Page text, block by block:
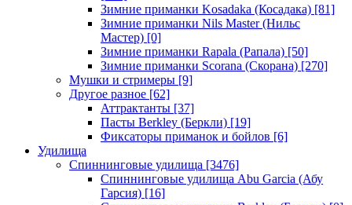
Зимние приманки Kosadaka (Косадака) [81]
Зимние приманки Nils Master (Нильс
Мастер) [0]
Зимние приманки Rapala (Рапала) [50]
Зимние приманки Scorana (Скорана) [270]
Мушки и стримеры [9]
Другое разное [62]
Аттрактанты [37]
Пасты Berkley (Беркли) [19]
Фиксаторы приманок и бойлов [6]
Удилища
Спиннинговые удилища [3476]
Спиннинговые удилища Abu Garcia (Абу
Гарсия) [16]